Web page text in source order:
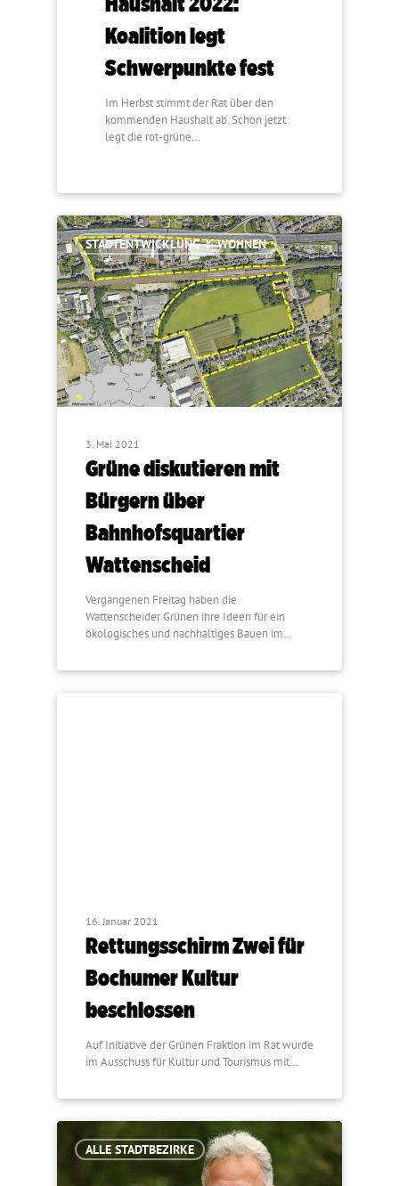
Koalition legt
Schwerpunkte fest
Im Herbst stimmt der Rat über den
kommenden Haushalt ab. Schon jetzt
legt die rot-grüne…
STADTENTWICKLUNG & WOHNEN
3. Mai 2021
Grüne diskutieren mit
Bürgern über
Bahnhofsquartier
Wattenscheid
Vergangenen Freitag haben die
Wattenscheider Grünen ihre Ideen für ein
ökologisches und nachhaltiges Bauen im…
16. Januar 2021
Rettungsschirm Zwei für
Bochumer Kultur
beschlossen
Auf Initiative der Grünen Fraktion im Rat wurde
im Ausschuss für Kultur und Tourismus mit…
ALLE STADTBEZIRKE